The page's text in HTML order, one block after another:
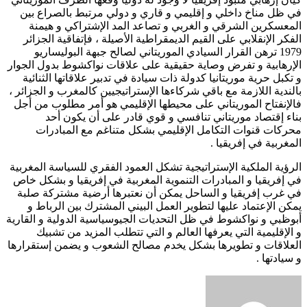
في ظل مناخ داخلي و إقليمي و قاري و دولي مرتبط بالصراع بين
المعسكرين الشرقي و الغربي و تصاعد المد الإشتراكي و هيمنة
الفكر الإنقلابي على القيم الديمقراطية الأصيلة ، فإتفاقية الجزائر
1979 ترهن القرار السيادي الموريتاني لصالح جبهة البوليساريو
الإرهابية و تفرض وصاية حقيقية على علاقات نواكشوط بدول الجوار
و تكبل حرية موريتانيا كدولة ذات سيادة في تدبير علاقاتها الثنائية
بالندية اللازمة مع باقي شركاءها الإستراتيجيين كالمغرب و الجزائر ،
فالإنفتاح الموريتاني على محيطها الإقليمي هو أمر مطلوب من أجل
بناء إقتصاد موريتاني تنافسي و قوي قادر على أن يكون أحد
محركات قنوات التكامل الإقليمي بشكل متناغم مع المبادرات
المغربية في إفريقيا .
الرؤية الملكية الإستراتيجية تشكل العمود الفقري للسياسة المغربية
في إفريقيا و المبادرات التنموية المغربية في إفريقيا و بشكل خاص
في غرب إفريقيا و الساحل يمكن أن نعتبرها أرضية مشتركة صلبة
يمكن الإعتماد عليها لتطوير العمل البيني المشترك بين الرباط و
أبوظبي و نواكشوط في ظل التحديات الجيوسياسية الدولية و القارية
و الإقليمية التي يعرفها العالم و التي تتطلب المزيد من تشبيك
العلاقات و تطويرها بشكل يخدم مصالح الشعوب و يضمن إستقرارها
و سيادتها .